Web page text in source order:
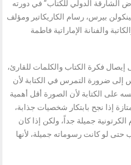
الشارقة الدولي للكتاب” في دورته
لينكولن بيرس، رسام الكاريكاتير ومؤلف
والفنانة الإماراتية فاطمة
فكرة الكتاب والكلمات للقارئ،
إلى ضرورة التمرس في الكتابة لأن
على الكتابة لأن الصورة أقل أهمية
إذا نجح بابتكار شخصيات جذابة،
جميلة جداً، ولكن إذا كان
حتى لو كانت رسوماته جميلة، لأنها